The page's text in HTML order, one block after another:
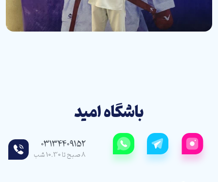
باشگاه امید
03134409152
8 صبح تا 10.30 شب